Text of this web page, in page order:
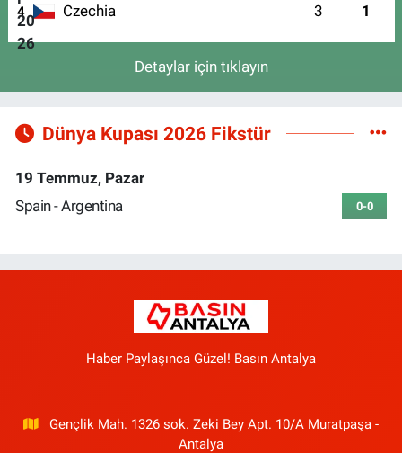
4 Czechia 3 1
Detaylar için tıklayın
Dünya Kupası 2026 Fikstür
19 Temmuz, Pazar
Spain - Argentina
0-0
Haber Paylaşınca Güzel! Basın Antalya
Gençlik Mah. 1326 sok. Zeki Bey Apt. 10/A Muratpaşa -
Antalya